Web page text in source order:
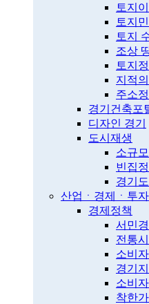
토지
토지
토지
조상
토지
지적
주소
경기건축포
디자인 경기
도시재생
소규
빈집
경기
산업ㆍ경제ㆍ투자
경제정책
서민
전통
소비
경기
소비
착한